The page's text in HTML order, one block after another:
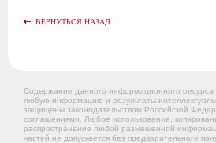
ВЕРНУТЬСЯ НАЗАД
Содержание данного информационного ресурса
любую информацию и результаты
защищены законодательством Российской
соглашениями. Любое использование,
распространение любой размещенной
частей не допускается без предварительного